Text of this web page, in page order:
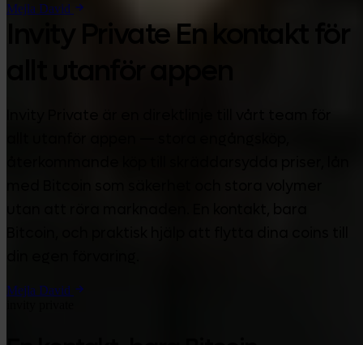
Mejla David
Invity Private En kontakt för
Mejla David